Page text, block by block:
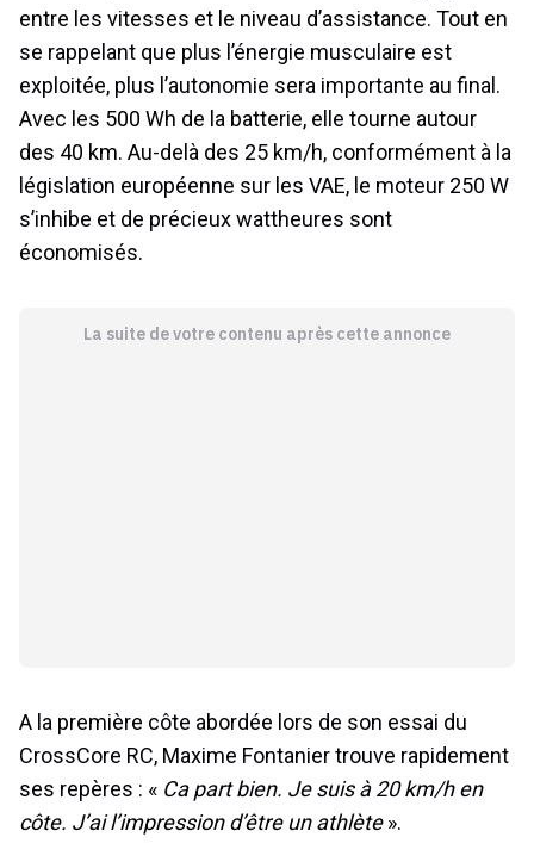
entre les vitesses et le niveau d’assistance. Tout en
se rappelant que plus l’énergie musculaire est
exploitée, plus l’autonomie sera importante au final.
Avec les 500 Wh de la batterie, elle tourne autour
des 40 km. Au-delà des 25 km/h, conformément à la
législation européenne sur les VAE, le moteur 250 W
s’inhibe et de précieux wattheures sont
économisés.
La suite de votre contenu après cette annonce
A la première côte abordée lors de son essai du
CrossCore RC, Maxime Fontanier trouve rapidement
ses repères : « Ca part bien. Je suis à 20 km/h en
côte. J’ai l’impression d’être un athlète».